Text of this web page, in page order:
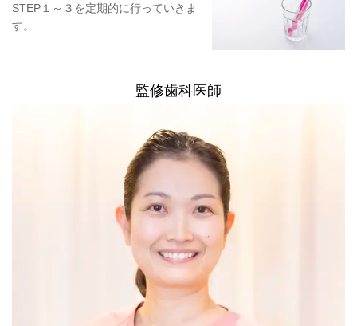
STEP１～３を定期的に行っていきま
す。
監修歯科医師